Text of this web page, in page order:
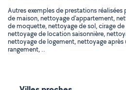
Autres exemples de prestations
de maison, nettoyage d'appartement,
de moquette, nettoyage de sol, cirage
nettoyage de location saisonnière,
nettoyage de logement, nettoyage après
rangement, ..